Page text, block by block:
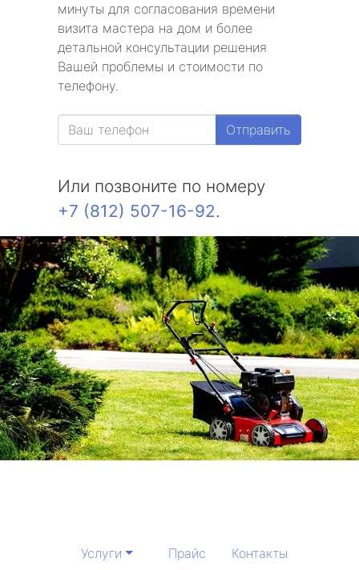
минуты для согласования времени
визита мастера на дом и более
детальной консультации решения
Вашей проблемы и стоимости по
телефону.
Отправить
Или позвоните по номеру
+7 (812) 507-16-92.
Услуги Прайс Контакты